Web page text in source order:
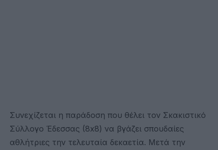
Συνεχίζεται η παράδοση που θέλει τον Σκακιστικό
Σύλλογο Έδεσσας (8x8) να βγάζει σπουδαίες
αθλήτριες την τελευταία δεκαετία. Μετά την